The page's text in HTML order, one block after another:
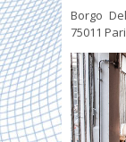
Borgo
75011